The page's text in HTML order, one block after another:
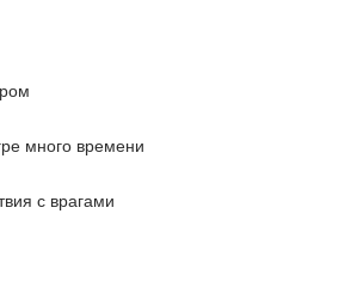
много времени
с врагами